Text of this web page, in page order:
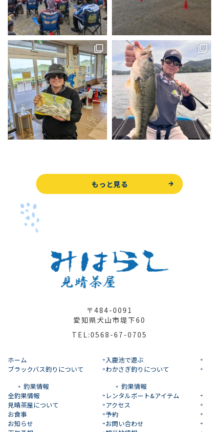
もっと見る
〒484-0091
愛知県犬山市堤下60
TEL:0568-67-0705
ホーム
入鹿池で遊ぶ
ブラックバス釣りについて
釣果情報
わかさぎ釣りについて
釣果情報
全釣果情報
レンタルボート&アイテム
見晴茶屋について
アクセス
お食事
予約
お知らせ
お問い合わせ